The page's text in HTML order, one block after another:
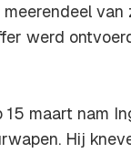
van
werd
maart nam
Hij